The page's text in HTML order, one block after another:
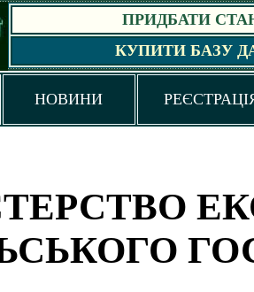
ПРИДБАТИ
КУПИТИ БАЗУ
НОВИНИ